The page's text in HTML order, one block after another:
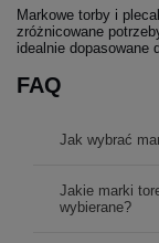
Markowe torby i
zróżnicowane
idealnie dopasowane
FAQ
Jak wybrać
Jakie marki
wybierane?